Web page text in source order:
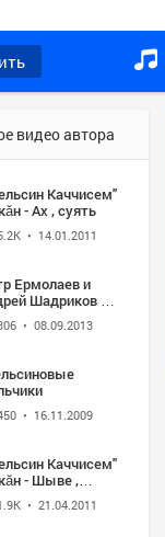
видео автора
Каччисем"
ушкăн - Ах , суять
• 14.01.2011
Ермолаев и
Шадриков -
п?летп?р
• 08.09.2013
• 16.11.2009
Каччисем"
,
. • 21.04.2011